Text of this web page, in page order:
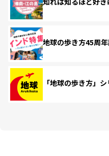
地球の歩き方45周
「地球の歩き方」